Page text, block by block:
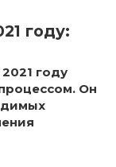
году:
году
Он